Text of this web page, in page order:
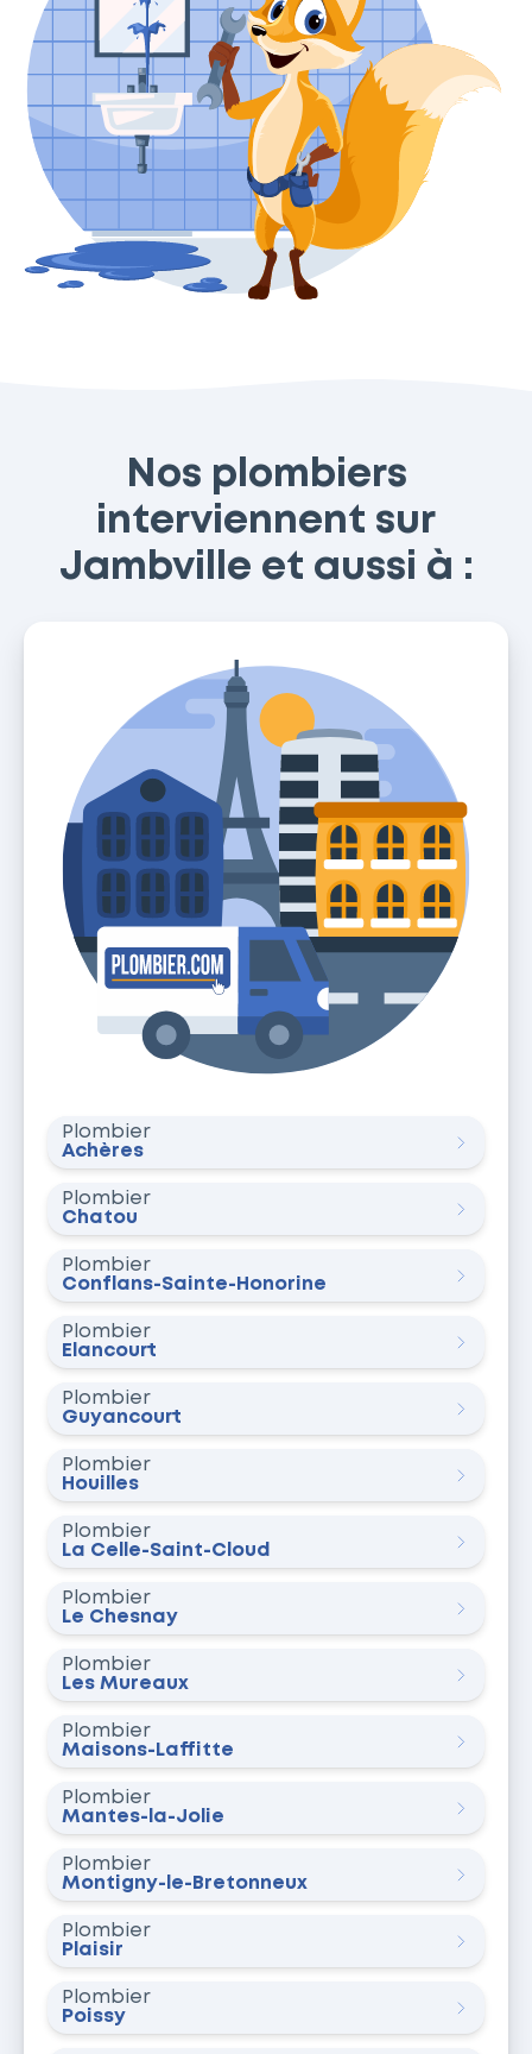
Nos plombiers
interviennent sur
Jambville et aussi à :
Plombier
Achères
Plombier
Chatou
Plombier
Conflans-Sainte-Honorine
Plombier
Élancourt
Plombier
Guyancourt
Plombier
Houilles
Plombier
La Celle-Saint-Cloud
Plombier
Le Chesnay
Plombier
Les Mureaux
Plombier
Maisons-Laffitte
Plombier
Mantes-la-Jolie
Plombier
Montigny-le-Bretonneux
Plombier
Plaisir
Plombier
Poissy